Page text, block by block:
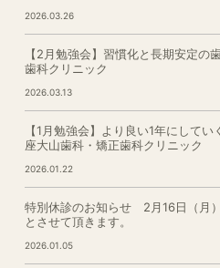
2026.03.26
【2月勉強会】習慣化と長期安定の
歯科クリニック
2026.03.13
【1月勉強会】より良い1年にして
座大山歯科・矯正歯科クリニック
2026.01.22
特別休診のお知らせ 2月16日（月
とさせて頂きます。
2026.01.05